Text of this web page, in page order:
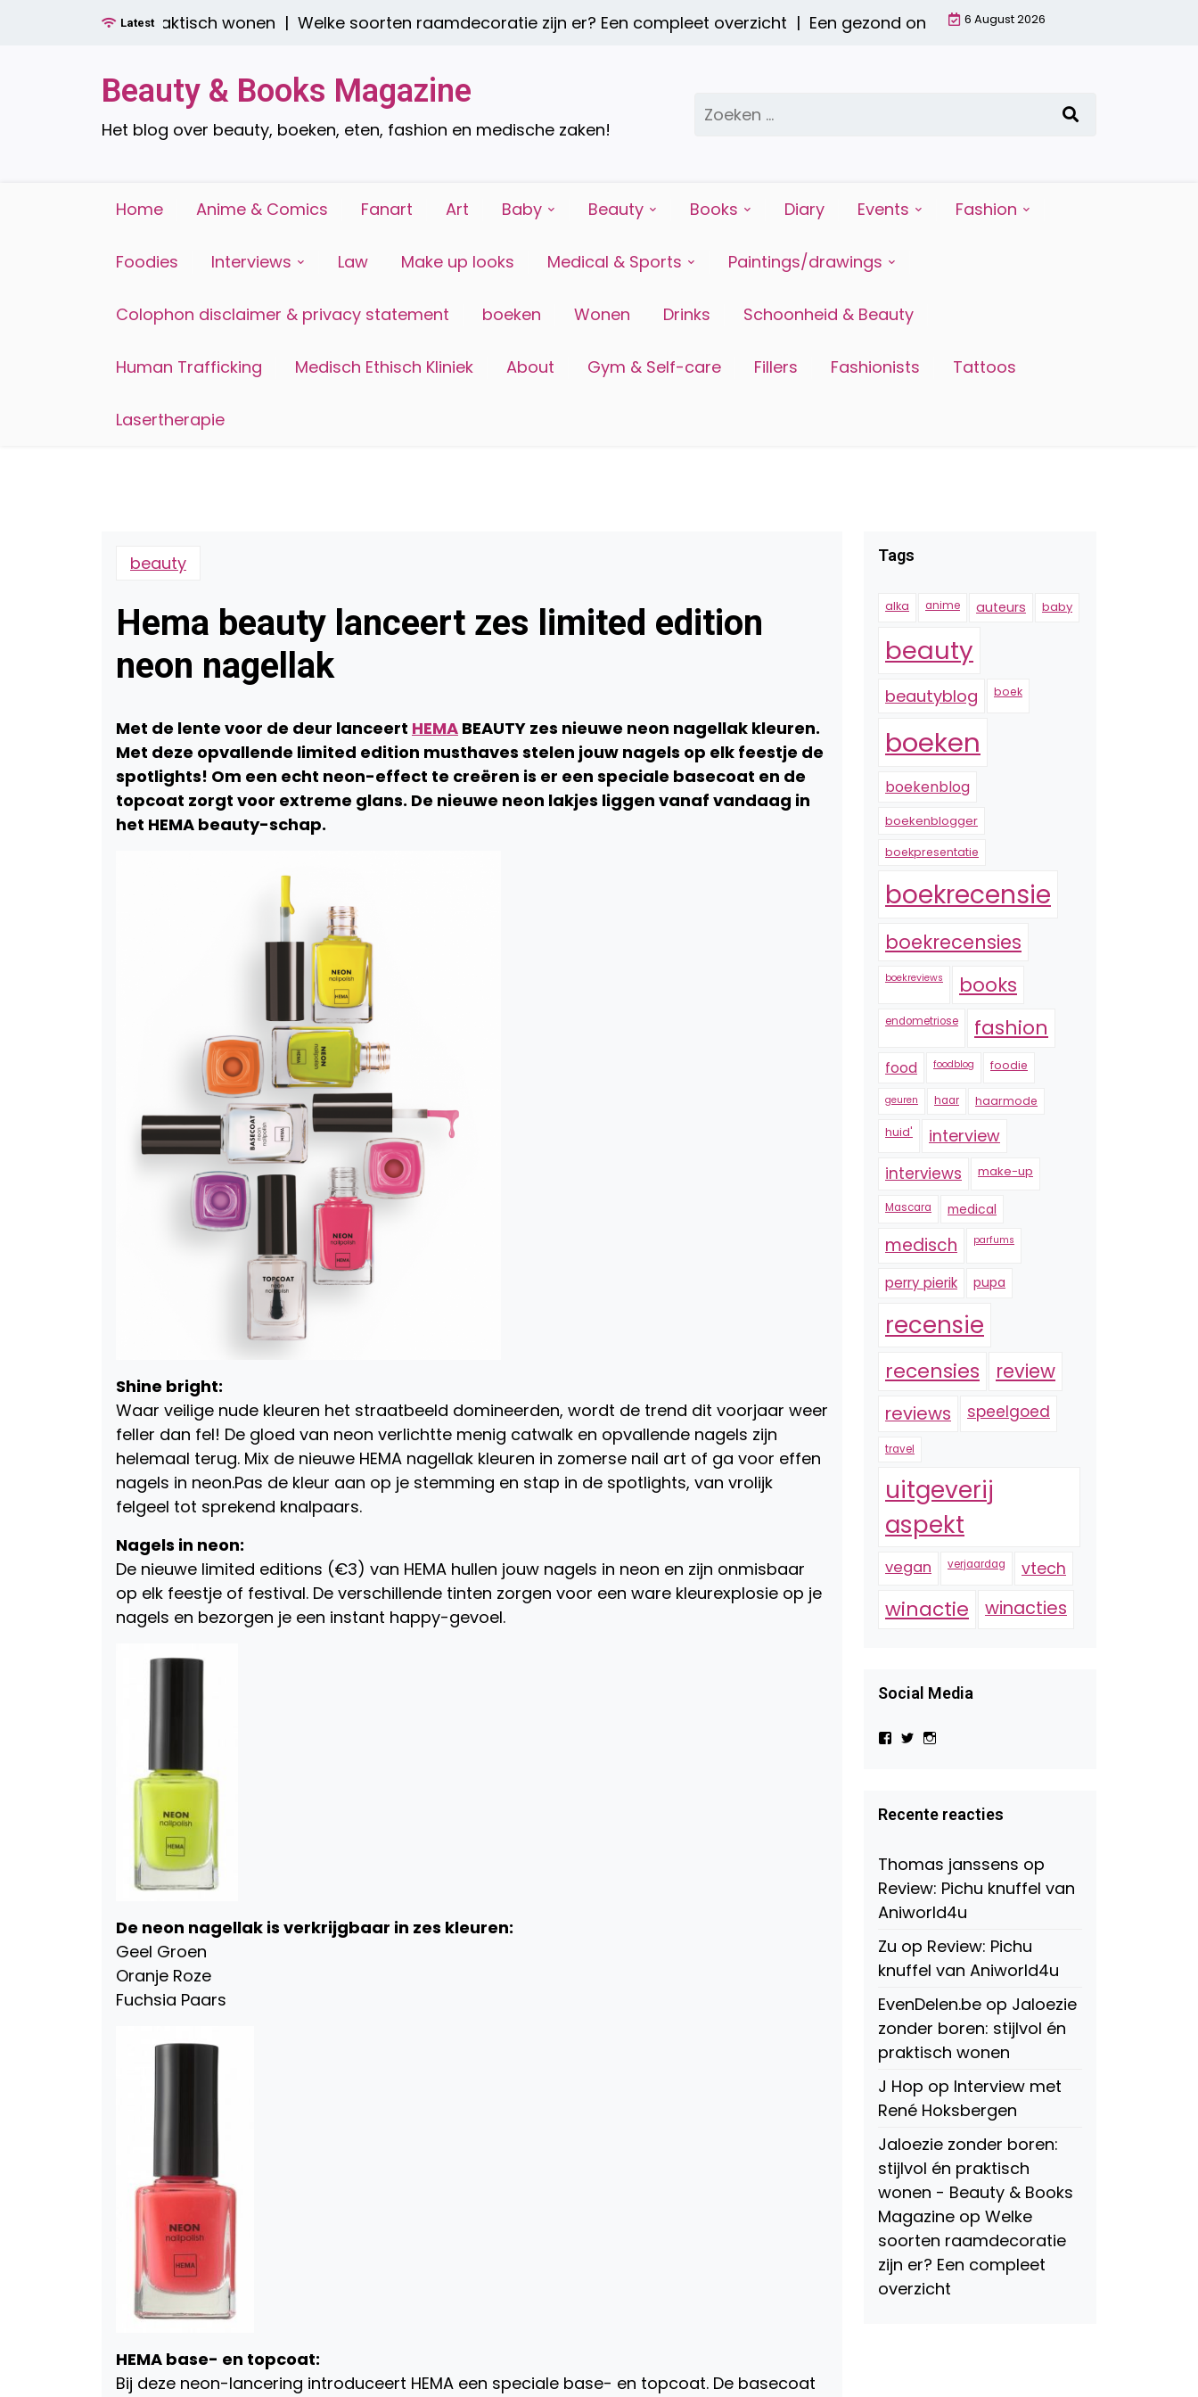
Latest
stijlvol én praktisch wonen |Welke soorten raamdecoratie zijn er? Een compleet overzicht |Een gezond ontbijt met een smoothie: waarom het
6 August 2026
Beauty & Books Magazine
Het blog over beauty, boeken, eten, fashion en medische zaken!
Zoeken
naar:
Home Anime & Comics Fanart Art Baby Beauty Books Diary Events Fashion
Foodies Interviews Law Make up looks Medical & Sports Paintings/drawings
Colophon disclaimer & privacy statement boeken Wonen Drinks Schoonheid & Beauty
Human Trafficking Medisch Ethisch Kliniek About Gym & Self-care Fillers Fashionists Tattoos
Lasertherapie
beauty
Hema beauty lanceert zes limited edition
neon nagellak
Met de lente voor de deur lanceert HEMA BEAUTY zes nieuwe neon nagellak kleuren.
Met deze opvallende limited edition musthaves stelen jouw nagels op elk feestje de
spotlights! Om een echt neon-effect te creëren is er een speciale basecoat en de
topcoat zorgt voor extreme glans. De nieuwe neon lakjes liggen vanaf vandaag in
het HEMA beauty-schap.
Shine bright:
Waar veilige nude kleuren het straatbeeld domineerden, wordt de trend dit voorjaar weer
feller dan fel! De gloed van neon verlichtte menig catwalk en opvallende nagels zijn
helemaal terug. Mix de nieuwe HEMA nagellak kleuren in zomerse nail art of ga voor effen
nagels in neon.Pas de kleur aan op je stemming en stap in de spotlights, van vrolijk
felgeel tot sprekend knalpaars.
Nagels in neon:
De nieuwe limited editions (€3) van HEMA hullen jouw nagels in neon en zijn onmisbaar
op elk feestje of festival. De verschillende tinten zorgen voor een ware kleurexplosie op je
nagels en bezorgen je een instant happy-gevoel.
De neon nagellak is verkrijgbaar in zes kleuren:
Geel Groen
Oranje Roze
Fuchsia Paars
HEMA base- en topcoat:
Bij deze neon-lancering introduceert HEMA een speciale base- en topcoat. De basecoat
Tags
alka anime auteurs baby
beauty
beautyblog boek
boeken
boekenblog
boekenblogger
boekpresentatie
boekrecensie
boekrecensies
boekreviews books
endometriose fashion
food foodblog foodie
geuren haar haarmode
huid' interview
interviews make-up
Mascara medical
medisch parfums
perry pierik pupa
recensie
recensies review
reviews speelgoed
travel
uitgeverij
aspekt
vegan verjaardag vtech
winactie winacties
Social Media
Bekijk
Beauty-
147775071915783/?
Facebook
Bekijk
op
Twitter
op
Instagram
Recente reacties
Thomas janssens op
Review: Pichu knuffel van
Aniworld4u
Zu op Review: Pichu
knuffel van Aniworld4u
EvenDelen.be op Jaloezie
zonder boren: stijlvol én
praktisch wonen
J Hop op Interview met
René Hoksbergen
Jaloezie zonder boren:
stijlvol én praktisch
wonen - Beauty & Books
Magazine op Welke
soorten raamdecoratie
zijn er? Een compleet
overzicht